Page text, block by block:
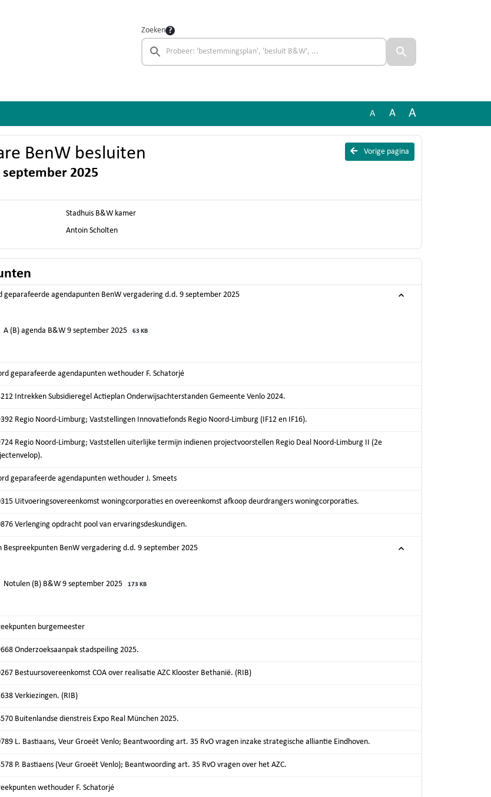
Zoeken
A A A
Vorige pagina
BenW besluiten
september 2025
Stadhuis B&W kamer
Antoin Scholten
geparafeerde agendapunten BenW vergadering d.d. 9 september 2025
A (B) agenda B&W 9 september 2025
63 KB
geparafeerde agendapunten wethouder F. Schatorjé
Intrekken Subsidieregel Actieplan Onderwijsachterstanden Gemeente Venlo 2024.
Regio Noord-Limburg; Vaststellingen Innovatiefonds Regio Noord-Limburg (IF12 en IF16).
Regio Noord-Limburg; Vaststellen uiterlijke termijn indienen projectvoorstellen Regio Deal Noord-Limburg II (2e
geparafeerde agendapunten wethouder J. Smeets
Uitvoeringsovereenkomst woningcorporaties en overeenkomst afkoop deurdrangers woningcorporaties.
Verlenging opdracht pool van ervaringsdeskundigen.
Bespreekpunten BenW vergadering d.d. 9 september 2025
Notulen (B) B&W 9 september 2025
173 KB
burgemeester
Onderzoeksaanpak stadspeiling 2025.
Bestuursovereenkomst COA over realisatie AZC Klooster Bethanië. (RIB)
Verkiezingen. (RIB)
Buitenlandse dienstreis Expo Real München 2025.
L. Bastiaans, Veur Groeët Venlo; Beantwoording art. 35 RvO vragen inzake strategische alliantie Eindhoven.
P. Bastiaens (Veur Groeët Venlo); Beantwoording art. 35 RvO vragen over het AZC.
wethouder F. Schatorjé